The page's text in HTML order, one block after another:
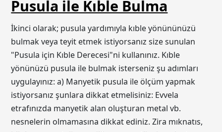
Pusula ile Kıble Bulma
İkinci olarak; pusula yardımıyla kıble yönününüzü
bulmak veya teyit etmek istiyorsanız size sunulan
"Pusula için Kıble Derecesi"ni kullanınız. Kıble
yönünüzü pusula ile bulmak isterseniz şu adımları
uygulayınız: a) Manyetik pusula ile ölçüm yapmak
istiyorsanız şunlara dikkat etmelisiniz: Evvela
etrafınızda manyetik alan oluşturan metal vb.
nesnelerin olmamasına dikkat ediniz. Zira mıknatıs,